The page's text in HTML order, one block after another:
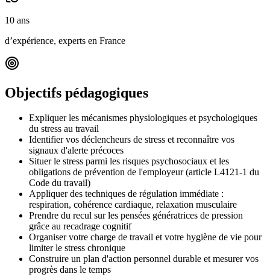
10 ans
d’expérience, experts en France
Objectifs pédagogiques
Expliquer les mécanismes physiologiques et psychologiques
du stress au travail
Identifier vos déclencheurs de stress et reconnaître vos
signaux d'alerte précoces
Situer le stress parmi les risques psychosociaux et les
obligations de prévention de l'employeur (article L4121-1 du
Code du travail)
Appliquer des techniques de régulation immédiate :
respiration, cohérence cardiaque, relaxation musculaire
Prendre du recul sur les pensées génératrices de pression
grâce au recadrage cognitif
Organiser votre charge de travail et votre hygiène de vie pour
limiter le stress chronique
Construire un plan d'action personnel durable et mesurer vos
progrès dans le temps